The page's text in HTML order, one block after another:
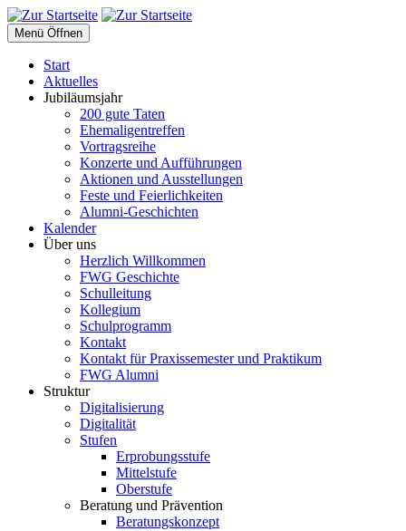
Menü Öffnen
Start
Aktuelles
Jubiläumsjahr
200 gute Taten
Ehemaligentreffen
Vortragsreihe
Konzerte und Aufführungen
Aktionen und Ausstellungen
Feste und Feierlichkeiten
Alumni-Geschichten
Kalender
Über uns
Herzlich Willkommen
FWG Geschichte
Schulleitung
Kollegium
Schulprogramm
Kontakt
Kontakt für Praxissemester und Praktikum
FWG Alumni
Struktur
Digitalisierung
Digitalität
Stufen
Erprobungsstufe
Mittelstufe
Oberstufe
Beratung und Prävention
Beratungskonzept